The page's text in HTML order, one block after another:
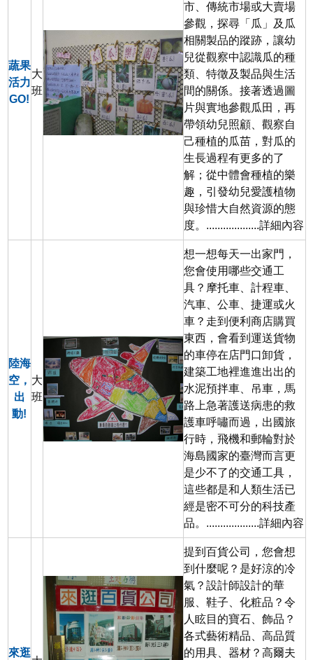
蔬果
活力
GO!
大
班
市、傳統市場或大賣場
參觀，探尋「瓜」及瓜
相關製品的蹤跡，讓幼
兒從觀察中認識瓜的種
類、特徵及製品與生活
間的關係。接著透過圖
片與實地參觀瓜田，再
帶領幼兒照顧、觀察自
己種植的瓜苗，對瓜的
生長過程有更多的了
解；從中體會種植的樂
趣，引發幼兒愛護植物
與珍惜大自然資源的態
度。...................詳細內容
陸海
空，
出
動!
大
班
想一想每天一出家門，
您會使用哪些交通工
具？摩托車、計程車、
汽車、公車、捷運或火
車？走到便利商店購買
東西，會看到運送貨物
的車停在店門口卸貨，
建築工地裡進進出出的
水泥預拌車、吊車，馬
路上急著護送病患的救
護車呼嘯而過，出國旅
行時，飛機和郵輪對於
海島國家的臺灣而言更
是少不了的交通工具，
這些都是和人類生活已
經是密不可分的科技產
品。...................詳細內容
來逛
提到百貨公司，您會想
到什麼呢？是好涼的冷
氣？設計師設計的華
服、鞋子、化粧品？令
人眩目的寶石、飾品？
各式藝術精品、高品質
的用具、器材？高爾夫